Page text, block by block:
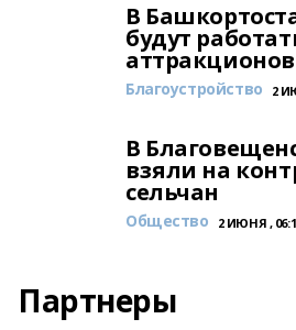
В
будут
аттракционов
Благоустройство 2
В
взяли на
сельчан
Общество 2 ИЮНЯ ,
Партнеры